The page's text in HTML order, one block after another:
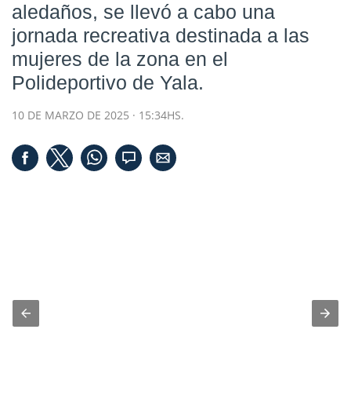
aledaños, se llevó a cabo una
jornada recreativa destinada a las
mujeres de la zona en el
Polideportivo de Yala.
10 DE MARZO DE 2025 · 15:34HS.